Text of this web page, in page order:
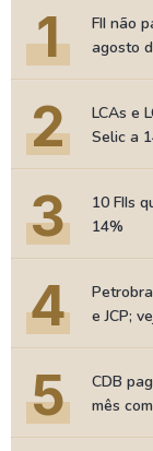
1
FII não
agosto
2
LCAs e
Selic a
3
10 FIIs
14%
4
e JCP;
5
CDB
mês